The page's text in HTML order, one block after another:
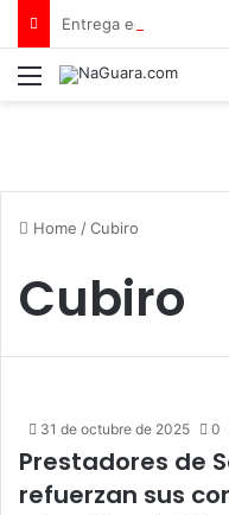
Menu
Home /Cubiro
Cubiro
31 de octubre de 2025 0
Prestadores de
refuerzan sus